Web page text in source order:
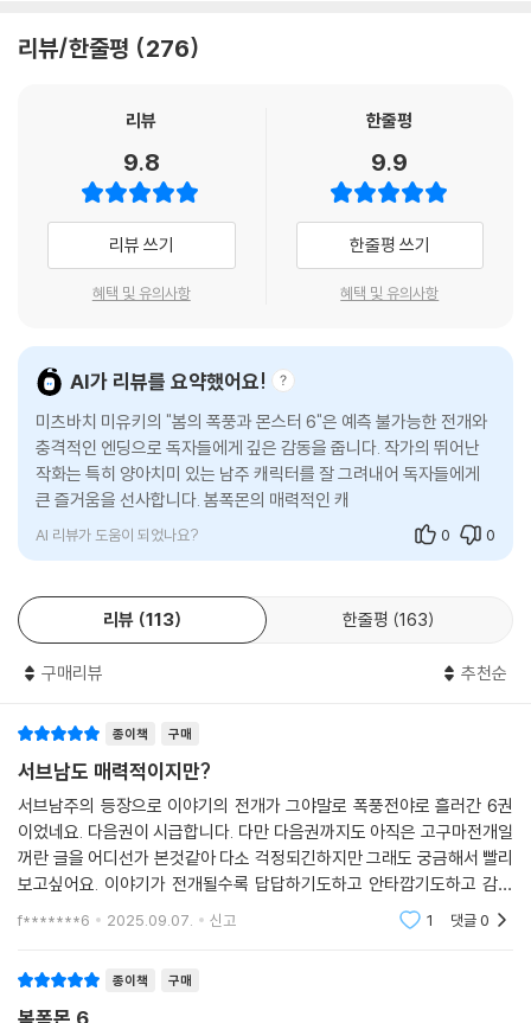
리뷰/한줄평 276
리뷰
9.8
리뷰 쓰기
혜택 및 유의사항
한줄평
9.9
한줄평 쓰기
혜택 및 유의사항
AI가 리뷰를 요약했어요!
미츠바치 미유키의 "봄의 폭풍과 몬스터 6"은 예측 불가능한 전개와
충격적인 엔딩으로 독자들에게 깊은 감동을 줍니다. 작가의 뛰어난
작화는 특히 양아치미 있는 남주 캐릭터를 잘 그려내어 독자들에게
큰 즐거움을 선사합니다. 봄폭몬의 매력적인 캐릭터와 흥미로운 이야
기는 독자들에게 설렘과 재
AI 리뷰가 도움이 되었나요? 0 0
리뷰 113
종이책 구매
서브남도 매력적이지만?
서브남주의 등장으로 이야기의 전개가 그야말로 폭풍전야로 흘러간 6권
이었네요. 다음권이 시급합니다. 다만 다음권까지도 아직은 고구마전개일
꺼란 글을 어디선가 본것같아 다소 걱정되긴하지만 그래도 궁금해서 빨리
보고싶어요. 이야기가 전개될수록 답답하기도하고 안타깝기도하고 감정
이 오르락내리락 하게 되네요. 하루빨리 새로운 전개의 스토리가 빨리 보